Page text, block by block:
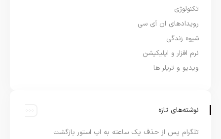
تکنولوژی
رویدادهای ان آی سی
شیوه زندگی
نرم افزار و اپلیکیشن
ویدیو و تریلر ها
نوشته‌های تازه
تلگرام پس از حذف یک ساعته به اپ استور بازگشت